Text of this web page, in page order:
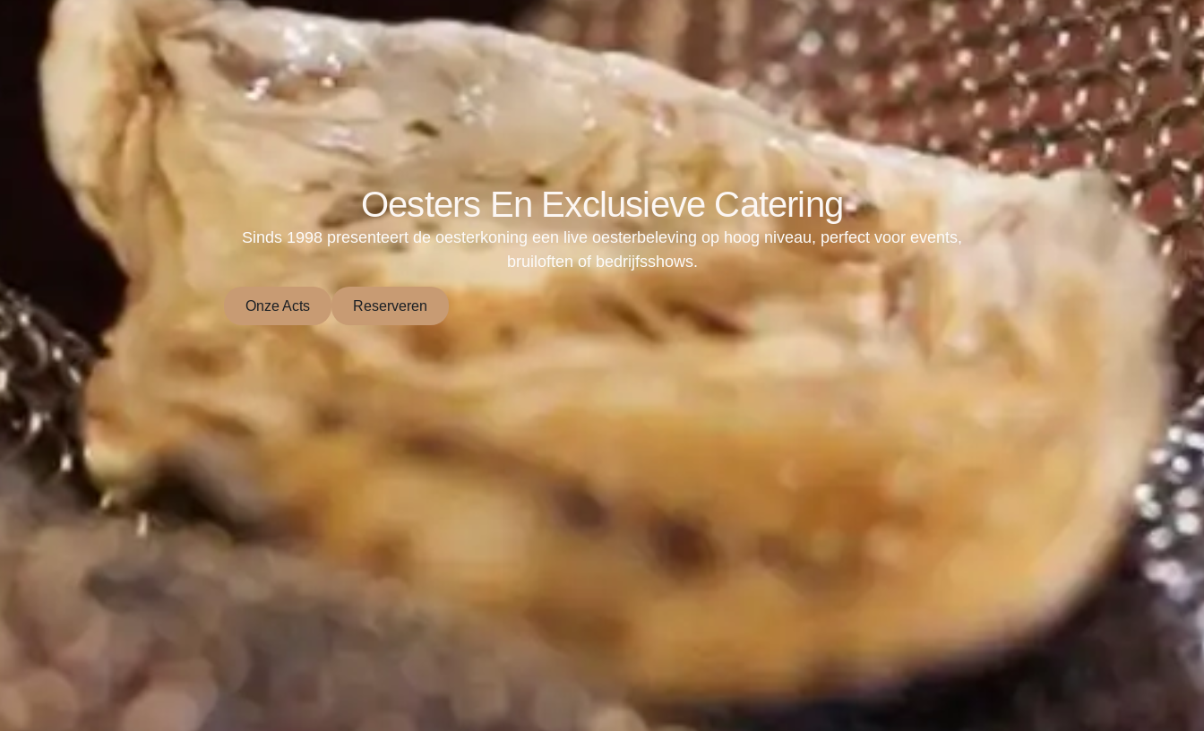
Oesters En Exclusieve Catering
Sinds 1998 presenteert de oesterkoning een live oesterbeleving op hoog niveau, perfect voor events,
bruiloften of bedrijfsshows.
Onze Acts Reserveren